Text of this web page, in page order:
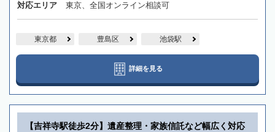
対応エリア 東京、全国オンライン相談可
東京都 豊島区 池袋駅
詳細を見る
【吉祥寺駅徒歩2分】遺産整理・家族信託など幅広く対応